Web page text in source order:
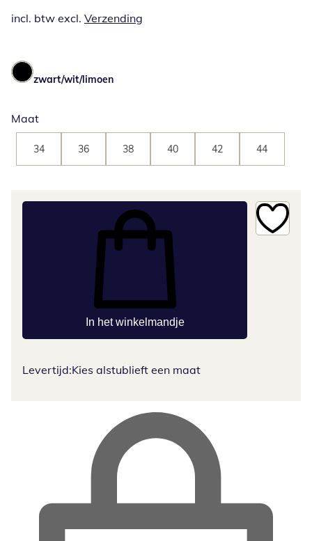
incl. btw excl. Verzending
zwart/wit/limoen
Maat
34 36 38 40 42 44
In het winkelmandje
Levertijd:Kies alstublieft een maat